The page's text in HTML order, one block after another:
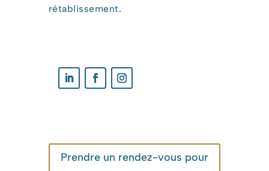
rétablissement.
Prendre un rendez-vous pour